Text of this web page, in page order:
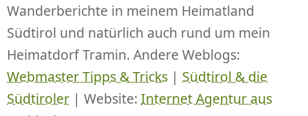
Wanderberichte in meinem Heimatland
Südtirol und natürlich auch rund um mein
Heimatdorf Tramin. Andere Weblogs:
Webmaster Tipps & Tricks | Südtirol & die
Südtiroler | Website: Internet Agentur aus